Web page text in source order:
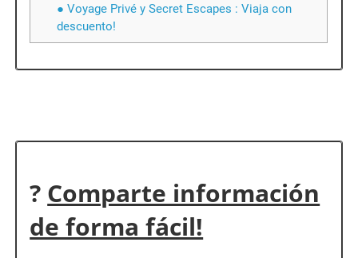
● Voyage Privé y Secret Escapes : Viaja con
descuento!
? Comparte información
de forma fácil!